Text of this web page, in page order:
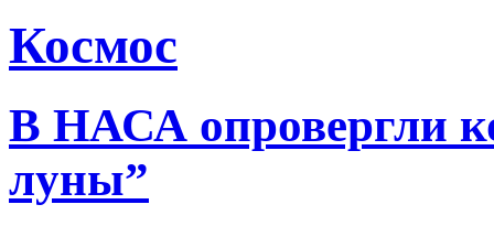
Космос
В НАСА опровергли
луны”